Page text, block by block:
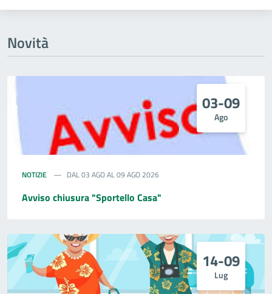
Novità
03-09
Ago
NOTIZIE DAL 03 AGO AL 09 AGO 2026
Avviso chiusura "Sportello Casa"
14-09
Lug